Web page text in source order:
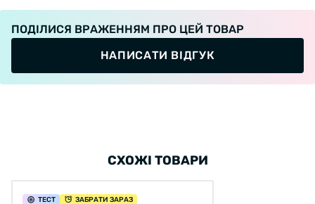
ПОДІЛИСЯ ВРАЖЕННЯМ ПРО ЦЕЙ ТОВАР
НАПИСАТИ ВІДГУК
СХОЖІ ТОВАРИ
ТЕСТ ЗАБРАТИ ЗАРАЗ